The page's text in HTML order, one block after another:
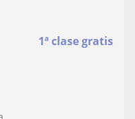
1ª clase gratis